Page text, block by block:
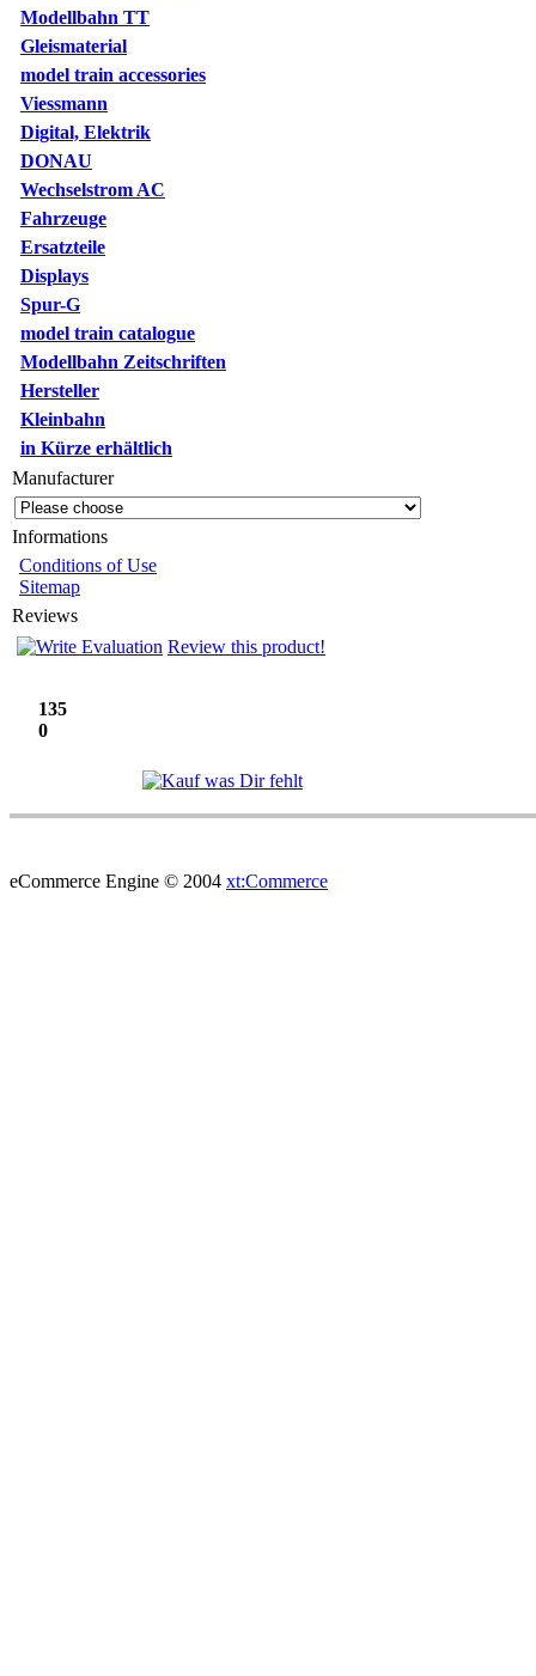
Modellbahn TT
Gleismaterial
model train accessories
Viessmann
Digital, Elektrik
DONAU
Wechselstrom AC
Fahrzeuge
Ersatzteile
Displays
Spur-G
model train catalogue
Modellbahn Zeitschriften
Hersteller
Kleinbahn
in Kürze erhältlich
Manufacturer
Informations
Conditions of Use
Sitemap
Reviews
Review this product!
135
0
eCommerce Engine © 2004 xt:Commerce